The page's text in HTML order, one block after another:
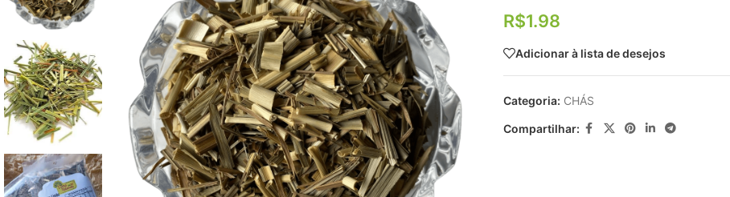
R$1.98
Adicionar à lista de desejos
Categoria: CHÁS
Compartilhar: